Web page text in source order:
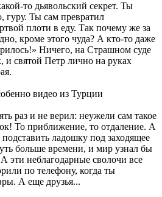
то дьявольский секрет. Ты
гуру. Ты сам превратил
плоти в еду. Так почему же за
кроме этого чуда? А кто-то даже
Ничего, на Страшном суде
святой Петр лично на руках
видео из Турции
раз и не верил: неужели сам такое
То приближение, то отдаление. А
ладошку под заходящее
больше времени, и мир узнал бы
эти неблагодарные сволочи все
по телефону, когда ты
А еще друзья...